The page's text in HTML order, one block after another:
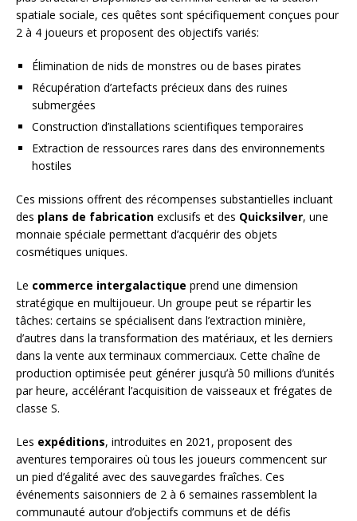
spatiale sociale, ces quêtes sont spécifiquement conçues pour
2 à 4 joueurs et proposent des objectifs variés:
Élimination de nids de monstres ou de bases pirates
Récupération d’artefacts précieux dans des ruines
submergées
Construction d’installations scientifiques temporaires
Extraction de ressources rares dans des environnements
hostiles
Ces missions offrent des récompenses substantielles incluant
des plans de fabrication exclusifs et des Quicksilver, une
monnaie spéciale permettant d’acquérir des objets
cosmétiques uniques.
Le commerce intergalactique prend une dimension
stratégique en multijoueur. Un groupe peut se répartir les
tâches: certains se spécialisent dans l’extraction minière,
d’autres dans la transformation des matériaux, et les derniers
dans la vente aux terminaux commerciaux. Cette chaîne de
production optimisée peut générer jusqu’à 50 millions d’unités
par heure, accélérant l’acquisition de vaisseaux et frégates de
classe S.
Les expéditions, introduites en 2021, proposent des
aventures temporaires où tous les joueurs commencent sur
un pied d’égalité avec des sauvegardes fraîches. Ces
événements saisonniers de 2 à 6 semaines rassemblent la
communauté autour d’objectifs communs et de défis